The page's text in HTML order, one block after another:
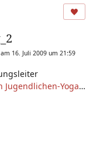
am 16. Juli 2009 um 21:59
Yoga"